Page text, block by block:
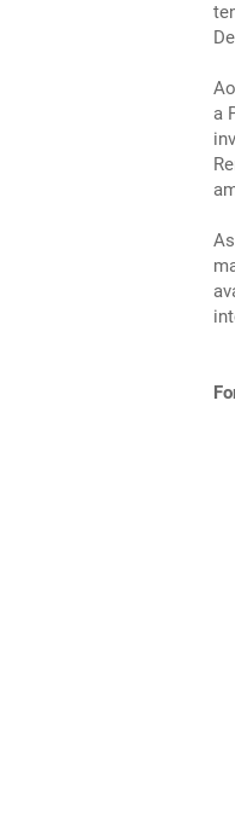
a